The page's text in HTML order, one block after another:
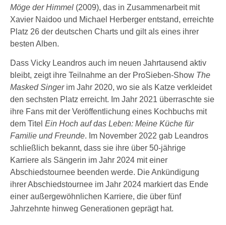
Möge der Himmel (2009), das in Zusammenarbeit mit
Xavier Naidoo und Michael Herberger entstand, erreichte
Platz 26 der deutschen Charts und gilt als eines ihrer
besten Alben.
Dass Vicky Leandros auch im neuen Jahrtausend aktiv
bleibt, zeigt ihre Teilnahme an der ProSieben-Show The
Masked Singerim Jahr 2020, wo sie als Katze verkleidet
den sechsten Platz erreicht. Im Jahr 2021 überraschte sie
ihre Fans mit der Veröffentlichung eines Kochbuchs mit
dem Titel Ein Hoch auf das Leben: Meine Küche für
Familie und Freunde. Im November 2022 gab Leandros
schließlich bekannt, dass sie ihre über 50-jährige
Karriere als Sängerin im Jahr 2024 mit einer
Abschiedstournee beenden werde. Die Ankündigung
ihrer Abschiedstournee im Jahr 2024 markiert das Ende
einer außergewöhnlichen Karriere, die über fünf
Jahrzehnte hinweg Generationen geprägt hat.